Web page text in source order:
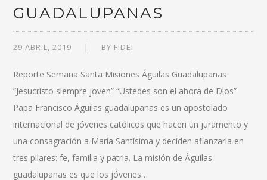
GUADALUPANAS
29 ABRIL, 2019 BY FIDEI
Reporte Semana Santa Misiones Águilas Guadalupanas
“Jesucristo siempre joven” “Ustedes son el ahora de Dios”
Papa Francisco Águilas guadalupanas es un apostolado
internacional de jóvenes católicos que hacen un juramento y
una consagración a María Santísima y deciden afianzarla en
tres pilares: fe, familia y patria. La misión de Águilas
guadalupanas es que los jóvenes…